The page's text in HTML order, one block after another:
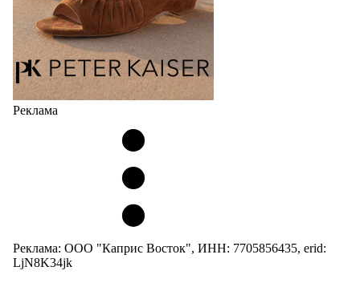
Реклама
Реклама: ООО "Каприс Восток", ИНН: 7705856435, erid:
LjN8K34jk